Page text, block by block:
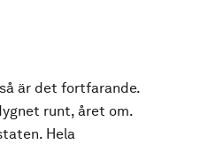
är det fortfarande.
runt, året om.
Hela